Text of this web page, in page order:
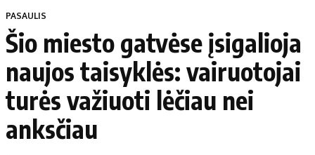
Savivaldybės
Naujausi
Regionai
Lietuva
Pasaulis
Politika
Horoskopai
Laisvalaikis
Maistas
Sveikata
PASAULIS
Šio miesto gatvėse įsigalioja
naujos taisyklės: vairuotojai
turės važiuoti lėčiau nei
anksčiau